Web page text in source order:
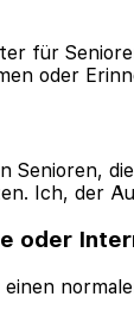
für
oder
Senioren,
Ich, der
oder